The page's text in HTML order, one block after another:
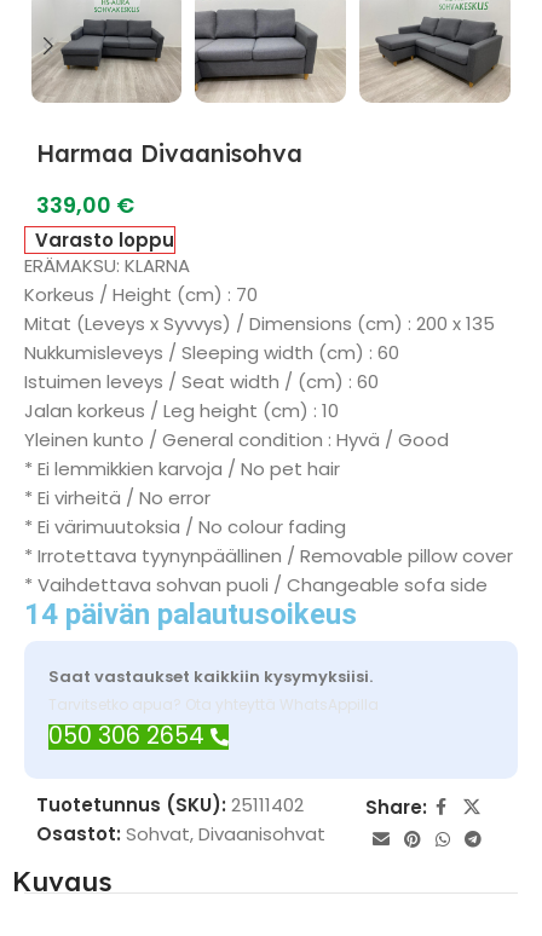
Harmaa Divaanisohva
339,00 €
Varasto loppu
ERÄMAKSU: KLARNA
Korkeus / Height (cm) : 70
Mitat (Leveys x Syvvys) / Dimensions (cm) : 200 x 135
Nukkumisleveys / Sleeping width (cm) : 60
Istuimen leveys / Seat width / (cm) : 60
Jalan korkeus / Leg height (cm) : 10
Yleinen kunto / General condition : Hyvä / Good
* Ei lemmikkien karvoja / No pet hair
* Ei virheitä / No error
* Ei värimuutoksia / No colour fading
* Irrotettava tyynynpäällinen / Removable pillow cover
* Vaihdettava sohvan puoli / Changeable sofa side
14 päivän palautusoikeus
Saat vastaukset kaikkiin kysymyksiisi.
Tarvitsetko apua? Ota yhteyttä WhatsAppilla
050 306 2654
Tuotetunnus (SKU): 25111402
Osastot: Sohvat,Divaanisohvat
Share:
Kuvaus